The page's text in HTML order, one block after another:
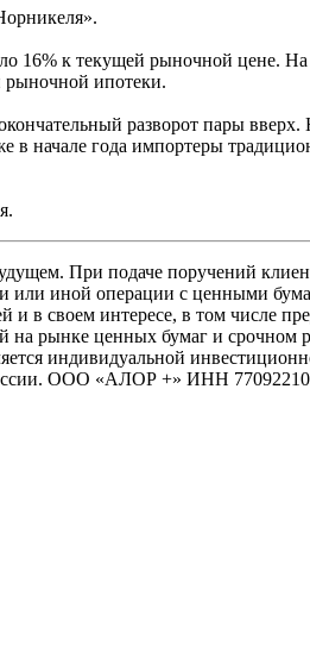
16% к текущей рыночной цене.
рыночной ипотеки.
разворот пары
в начале года импортеры
При подаче поручений
или иной операции с ценными
в своем интересе, в том числе
на рынке ценных бумаг и срочном
индивидуальной
ООО «АЛОР +» ИНН